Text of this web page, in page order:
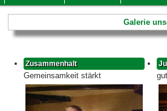
Galerie
Zusammenhalt
Gemeinsamkeit stärkt